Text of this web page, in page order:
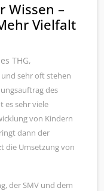
Wissen –
Vielfalt
THG,
sehr oft stehen
des
es sehr viele
von Kindern
dann der
die Umsetzung von
der SMV und dem